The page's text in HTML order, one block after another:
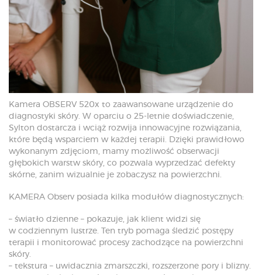
Kamera OBSERV 520x to zaawansowane urządzenie do
diagnostyki skóry. W oparciu o 25-letnie doświadczenie,
Sylton dostarcza i wciąż rozwija innowacyjne rozwiązania,
które będą wsparciem w każdej terapii. Dzięki prawidłowo
wykonanym zdjęciom, mamy możliwość obserwacji
głębokich warstw skóry, co pozwala wyprzedzać defekty
skórne, zanim wizualnie je zobaczysz na powierzchni.
KAMERA Observ posiada kilka modułów diagnostycznych:
– światło dzienne – pokazuje, jak klient widzi się
w codziennym lustrze. Ten tryb pomaga śledzić postępy
terapii i monitorować procesy zachodzące na powierzchni
skóry.
– tekstura – uwidacznia zmarszczki, rozszerzone pory i blizny.